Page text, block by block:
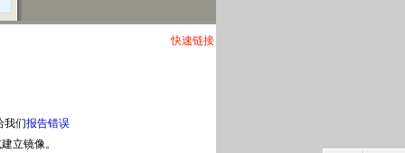
快速链接
我们报告错误
立镜像。